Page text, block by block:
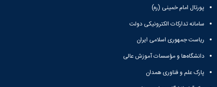
پورتال امام خمینی (ره)
سامانه تدارکات الکترونیکی دولت
ریاست جمهوری اسلامی ایران
دانشگاه‌ها و مؤسسات آموزش عالی
پارک علم و فناوری همدان